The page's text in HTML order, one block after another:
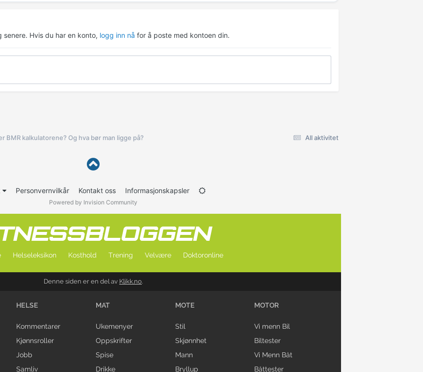
Hvis du har en konto, logg inn nå for å poste med kontoen din.
All aktivitet
BMR kalkulatorene? Og hva bør man ligge på?
Personvernvilkår Kontakt oss Informasjonskapsler
Powered by Invision Community
Helseleksikon Kosthold Trening Velvære Doktoronline
Denne siden er en del av Klikk.no.
HELSE
Kommentarer
Kjønnsroller
Jobb
Samliv
MAT
Ukemenyer
Oppskrifter
Spise
Drikke
MOTE
Stil
Skjønnhet
Mann
Bryllup
MOTOR
Vi menn Bil
Biltester
Vi Menn Båt
Båttester